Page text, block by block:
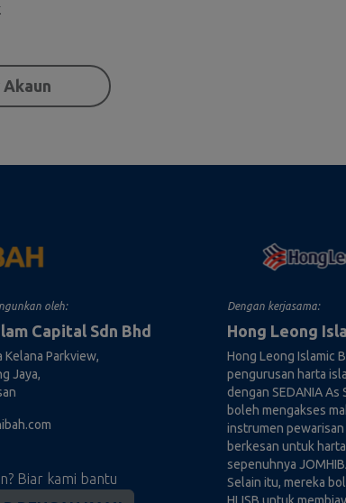
1.1. Polisi ini terpakai kepada maklumat
pelanggan, penjual, pengedar, pembekal,
bawah Akta 709 dan sebarang pindaan
menggunakan Laman Web JOMHIBAH
membaca dan memahami Polisi ini dan
penyelesaian Hibah lengkap yang
harta atau harta kepada waris anda
JOMHIBAH yang terdiri daripada
1.3. Kami berhak untuk mengubahsuai,
dengan memberi notis terdahulu yang
apa-apa pindaan melalui pengumuman di
Web dari semasa ke semasa untuk
oleh:
Capital Sdn Bhd
Kelana Parkview,
Jaya,
Biar kami bantu
Dengan kerjasama:
Hong Leong
Hong Leong Islamic
pengurusan harta
dengan SEDANIA As
boleh mengakses
instrumen
berkesan untuk
sepenuhnya
Selain itu, mereka